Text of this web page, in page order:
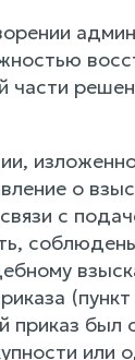
части
о
с
приказ был
или